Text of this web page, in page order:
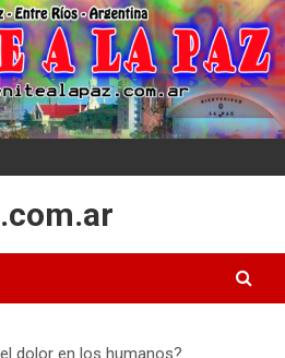
dolor en los humanos?